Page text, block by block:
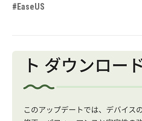
#EaseUS